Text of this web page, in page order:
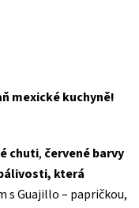
mexické kuchyně!
chuti, červené barvy
která
s Guajillo – papričkou,